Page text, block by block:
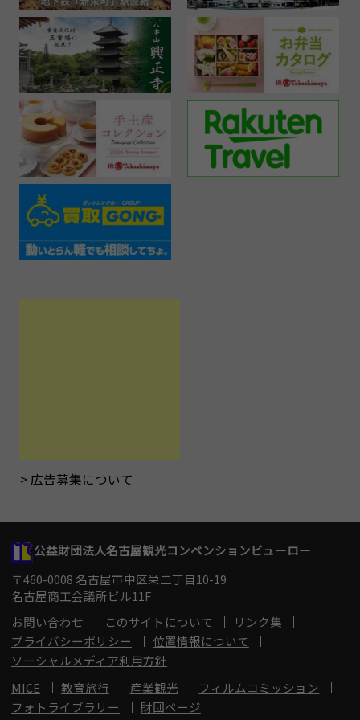
広告募集について
公益財団法人名古屋観光コンベンションビューロー
〒460-0008 名古屋市中区栄二丁目10-19
名古屋商工会議所ビル11F
お問い合わせ
このサイトについて
リンク集
プライバシーポリシー
位置情報について
ソーシャルメディア利用方針
MICE
教育旅行 産業観光
フィルムコミッション
フォトライブラリー
財団ページ